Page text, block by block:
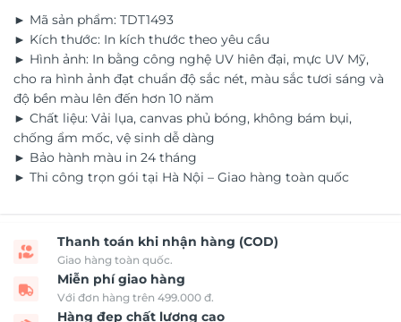
► Mã sản phẩm: TDT1493
► Kích thước: In kích thước theo yêu cầu
► Hình ảnh: In bằng công nghệ UV hiên đại, mực UV Mỹ,
cho ra hình ảnh đạt chuẩn độ sắc nét, màu sắc tươi sáng và
độ bền màu lên đến hơn 10 năm
► Chất liệu: Vải lụa, canvas phủ bóng, không bám bụi,
chống ẩm mốc, vệ sinh dễ dàng
► Bảo hành màu in 24 tháng
► Thi công trọn gói tại Hà Nội – Giao hàng toàn quốc
Thanh toán khi nhận hàng (COD)
Giao hàng toàn quốc.
Miễn phí giao hàng
Với đơn hàng trên 499.000 đ.
Hàng đẹp chất lượng cao